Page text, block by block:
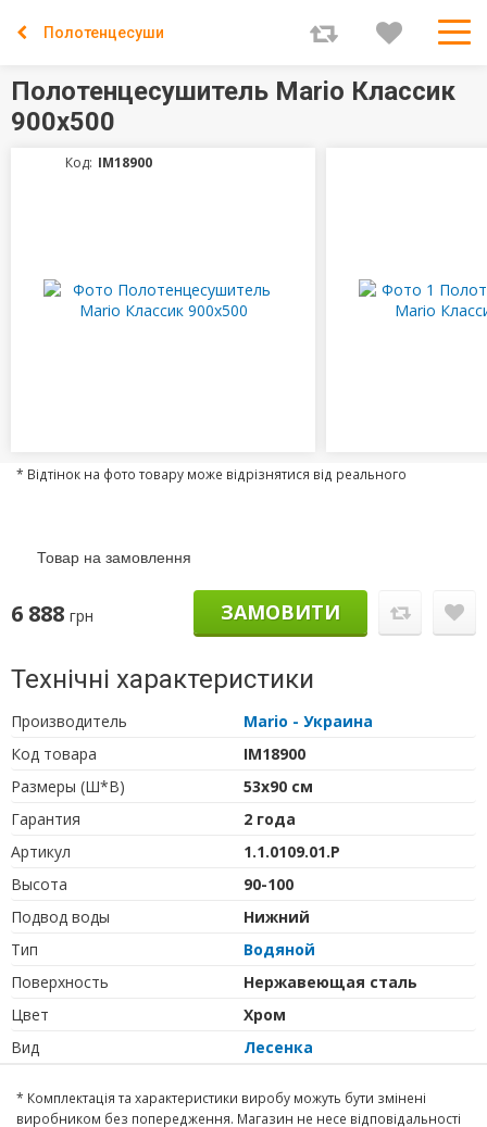
Полотенцесушители
Полотенцесушитель Mario Классик
900х500
Код: IM18900
* Відтінок на фото товару може відрізнятися від реального
Товар на замовлення
6 888 грн ЗАМОВИТИ
Технічні характеристики
Производитель
Mario - Украина
Код товара
IM18900
Размеры (Ш*В)
53х90 см
Гарантия
2 года
Артикул
1.1.0109.01.P
Высота
90-100
Подвод воды
Нижний
Тип
Водяной
Поверхность
Нержавеющая сталь
Цвет
Хром
Вид
Лесенка
* Комплектація та характеристики виробу можуть бути змінені
виробником без попередження. Магазин не несе відповідальності